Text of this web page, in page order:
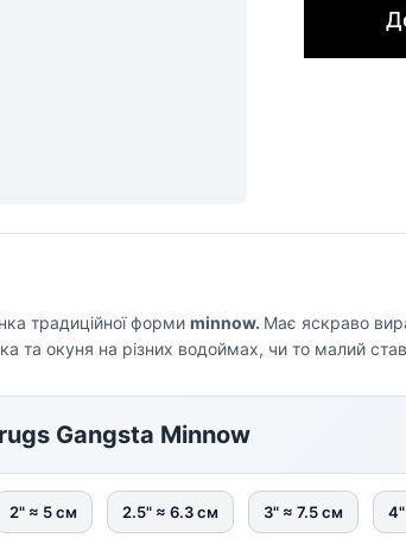
традиційної форми minnow. Має яскраво
та окуня на різних водоймах, чи то малий
Gangsta Minnow
2" ≈ 5 см 2.5" ≈ 6.3 см 3" ≈ 7.5 см